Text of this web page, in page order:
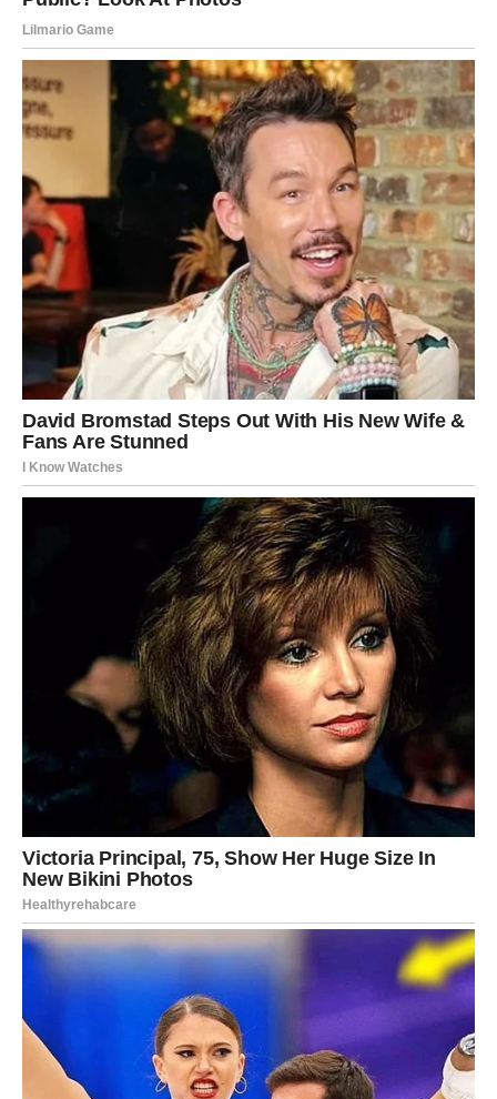
čista.
Izvadite posudu iz pećnice i ostavite da se potpuno ohladi u
kalupu. Zatim prijeđite na pripremu karamel nadjeva:
U loncu pomiješajte 1 žlicu šećera, 1 žlicu gorkog kakaa i 1
žlicu kukuruznog škroba. Polako dodajte 250 ml mlijeka uz
stalno miješanje kako biste spriječili stvaranje grudica.
Stavite lonac na srednju vatru i neprestano miješajte dok se
smjesa ne zgusne i ne zavrije.
Smjesu maknite s vatre i umiješajte 60 g tamne čokolade
zajedno s 1 žličicom maslaca, neprestano miješajući dok se
čokolada potpuno ne otopi i smjesa ne postane glatka. Pustite
da se karamel nadjev ohladi na sobnu temperaturu prije nego
što ga stavite u hladnjak dok ne bude potreban za upotrebu.
izvadite iz kalupa. Nastavite ga rezati vodoravno kako biste
oblikovali dva različita sloja.
Ravnomjerno rasporedite nadjev od karamele po donjem sloju
prije nego što zamijenite gornji sloj.
Za pripremu preljeva otopite 60 grama tamne čokolade u
mikrovalnoj pećnici ili na pari. Nakon što se otopi, ravnomjerno
rasporedite čokoladu po vrhu torte, dopuštajući joj da se slije
niz stranice za estetski ugodnu prezentaciju.
Poslužiti:
Ostavite preljev da odstoji prije rezanja i posluživanja. Uživajte
u svom ukusnom i luksuznom kolaču od čokolade i kave s
nadjevom od karamele!
Preporuke za posluživanje:
Popratite ga komadom šlaga ili kuglicom sladoleda od vanilije.
Nadopunite šalicom kave ili čaja za ugodno popodnevno
uživanje.